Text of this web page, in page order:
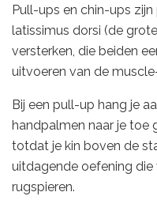
Pull-ups en chin-ups
latissimus dorsi (de
versterken, die beiden
uitvoeren van de
Bij een pull-up hang je
handpalmen naar je toe
totdat je kin boven de
uitdagende oefening die
rugspieren.